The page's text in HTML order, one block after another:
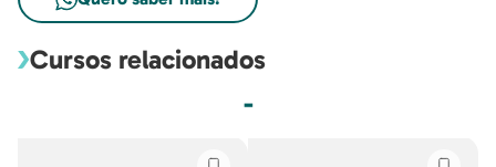
Cursos relacionados
-